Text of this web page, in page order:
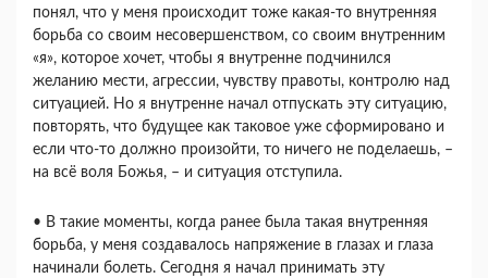
понял, что у меня происходит тоже какая-то внутренняя
борьба со своим несовершенством, со своим внутренним
«я», которое хочет, чтобы я внутренне подчинился
желанию мести, агрессии, чувству правоты, контролю над
ситуацией. Но я внутренне начал отпускать эту ситуацию,
повторять, что будущее как таковое уже сформировано и
если что-то должно произойти, то ничего не поделаешь, –
на всё воля Божья, – и ситуация отступила.
• В такие моменты, когда ранее была такая внутренняя
борьба, у меня создавалось напряжение в глазах и глаза
начинали болеть. Сегодня я начал принимать эту